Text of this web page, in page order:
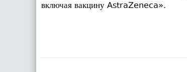
включая вакцину AstraZeneca».